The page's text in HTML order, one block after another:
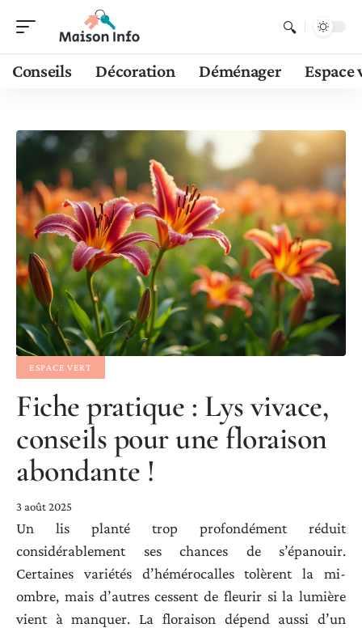
Conseils Décoration Déménager Espace
ESPACE VERT
Fiche pratique : Lys vivace,
conseils pour une floraison
abondante !
3 août 2025
Un lis planté trop profondément réduit
considérablement ses chances de s’épanouir.
Certaines variétés d’hémérocalles tolèrent la mi-
ombre, mais d’autres cessent de fleurir si la lumière
vient à manquer. La floraison dépend aussi d’un